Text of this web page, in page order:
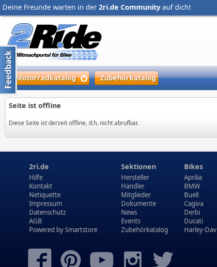
Deine Freunde warten in der 2ri.de Community auf dich!
Motorradkatalog Zubehörkatalog
Seite ist offline
Diese Seite ist derzeit offline, d.h. nicht abrufbar.
2ri.de
Hilfe
Kontakt
Netiquette
Impressum
Datenschutz
AGB
Powered bySmartstore
Sektionen
Hersteller
Händler
Mitglieder
Dokumente
News
Events
Zubehörkatalog
Bikes
Aprilia
BMW
Buell
Cagiva
Derbi
Ducati
Harley-